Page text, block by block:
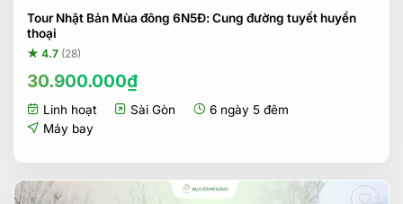
Tour Nhật Bản Mùa đông 6N5Đ: Cung đường tuyết huyền
thoại
★ 4.7 (28)
30.900.000₫
Linh hoạt Sài Gòn
6 ngày 5 đêm
Máy bay